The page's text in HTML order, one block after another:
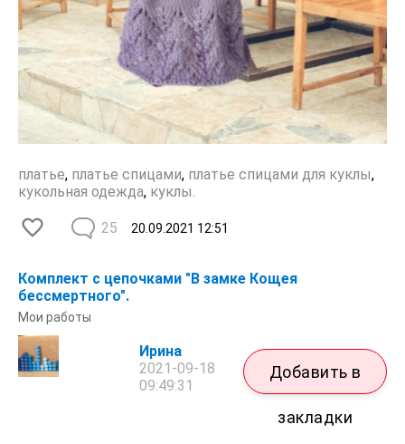
платье, платье спицами, платье спицами для куклы,
кукольная одежда, куклы.
20.09.2021 12:51
25
Комплект с цепочками "В замке Кощея
бессмертного".
Мои работы
Ирина
2021-09-18
09:49:31
Добавить в
закладки